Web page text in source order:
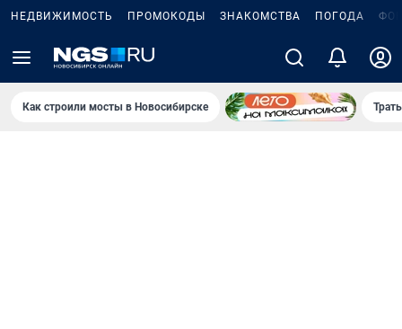
НЕДВИЖИМОСТЬ ПРОМОКОДЫ ЗНАКОМСТВА ПОГОДА
Как строили мосты в Новосибирске